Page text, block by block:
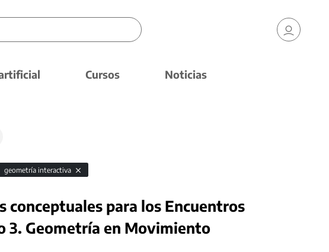
Cursos Noticias
geometría interactiva
conceptuales para los Encuentros
3. Geometría en Movimiento